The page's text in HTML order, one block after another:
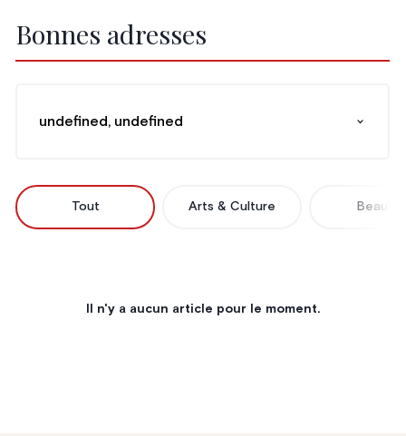
Bonnes adresses
undefined, undefined
Tout Arts & Culture Beauté
Il n'y a aucun article pour le moment.